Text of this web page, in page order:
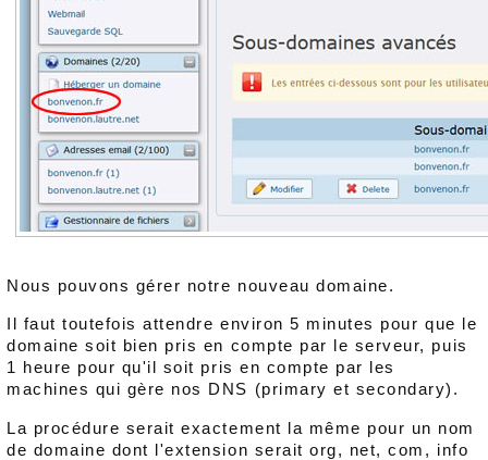
Nous pouvons gérer notre nouveau domaine.
Il faut toutefois attendre environ 5 minutes pour que le
domaine soit bien pris en compte par le serveur, puis
1 heure pour qu'il soit pris en compte par les
machines qui gère nos DNS (primary et secondary).
La procédure serait exactement la même pour un nom
de domaine dont l'extension serait org, net, com, info